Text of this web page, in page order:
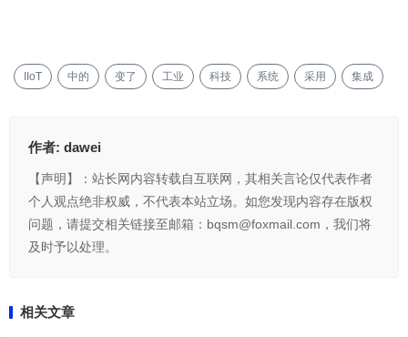
IIoT 中的 变了 工业 科技 系统 采用 集成
作者: dawei
【声明】：站长网内容转载自互联网，其相关言论仅代表作者
个人观点绝非权威，不代表本站立场。如您发现内容存在版权
问题，请提交相关链接至邮箱：bqsm@foxmail.com，我们将
及时予以处理。
相关文章